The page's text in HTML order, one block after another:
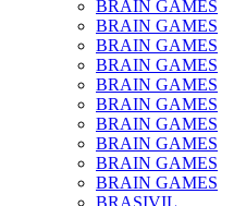
BRAIN GAMES
BRAIN GAMES
BRAIN GAMES
BRAIN GAMES
BRAIN GAMES
BRAIN GAMES
BRAIN GAMES
BRAIN GAMES
BRAIN GAMES
BRAIN GAMES
BRASIVIL